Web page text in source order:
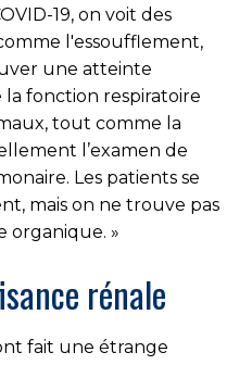
19, on voit des
l'essoufflement,
une atteinte
la fonction respiratoire
tout comme la
l’examen de
Les patients se
mais on ne trouve pas
organique. »
rénale
fait une étrange